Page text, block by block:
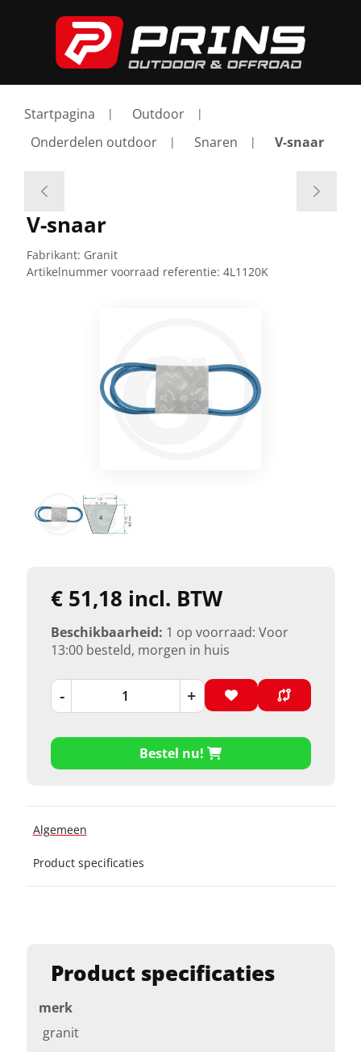
Startpagina
Outdoor
Onderdelen outdoor
Snaren V-snaar
Product specificaties
merk
granit
V-snaar
Fabrikant: Granit
Artikelnummer voorraad referentie: 4L1120K
€ 51,18 incl. BTW
Beschikbaarheid: 1 op voorraad: Voor
13:00 besteld, morgen in huis
- +
Bestel nu!
Algemeen
Product specificaties